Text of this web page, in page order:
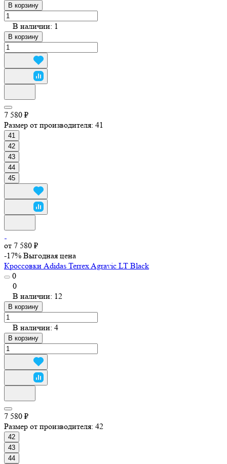
В корзину
В наличии: 1
В корзину
7 580 ₽
Размер от производителя: 41
41
42
43
44
45
от 7 580 ₽
-17% Выгодная цена
Кроссовки Adidas Terrex Agravic LT Black
0
0
В наличии: 12
В корзину
В наличии: 4
В корзину
7 580 ₽
Размер от производителя: 42
42
43
44